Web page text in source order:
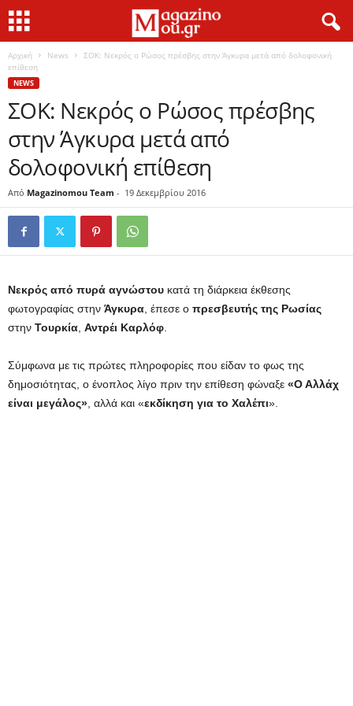
Αρχική News
ΣΟΚ: Νεκρός ο Ρώσος πρέσβης στην Άγκυρα μετά από δολοφονική
επίθεση
NEWS
ΣΟΚ: Νεκρός ο Ρώσος πρέσβης
στην Άγκυρα μετά από
δολοφονική επίθεση
Από Magazinomou Team - 19 Δεκεμβρίου 2016
Νεκρός από πυρά αγνώστου κατά τη διάρκεια έκθεσης
φωτογραφίας στην Άγκυρα , έπεσε ο πρεσβευτής της Ρωσίας
στην Τουρκία Αντρέι Καρλόφ
Σύμφωνα με τις πρώτες πληροφορίες που είδαν το φως της
δημοσιότητας, ο ένοπλος λίγο πριν την επίθεση φώναξε «Ο Αλλάχ
είναι μεγάλος» , αλλά και «εκδίκηση για το Χαλέπι».